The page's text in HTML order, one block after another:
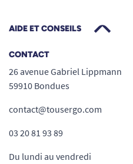
AIDE ET CONSEILS
CONTACT
26 avenue Gabriel Lippmann
59910 Bondues
contact@tousergo.com
03 20 81 93 89
Du lundi au vendredi